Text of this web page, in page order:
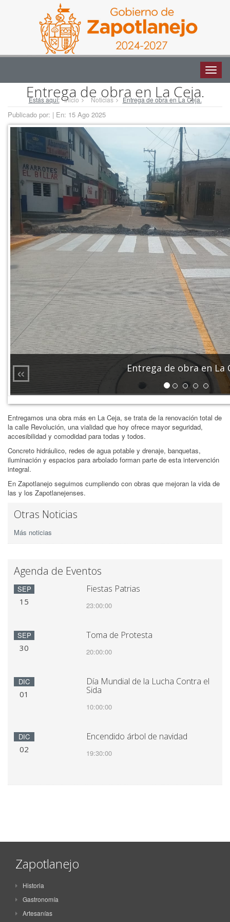
Entrega de obra en La Ceja.
Estás aquí: Inicio Noticias Entrega de obra en La Ceja.
Publicado por: | En: 15 Ago 2025
Entrega de obra en La
«
Entregamos una obra más en La Ceja, se trata de la renovación total de
la calle Revolución, una vialidad que hoy ofrece mayor seguridad,
accesibilidad y comodidad para todas y todos.
Concreto hidráulico, redes de agua potable y drenaje, banquetas,
iluminación y espacios para arbolado forman parte de esta intervención
integral.
En Zapotlanejo seguimos cumpliendo con obras que mejoran la vida de
las y los Zapotlanejenses.
Otras Noticias
Más noticias
Agenda de Eventos
SEP
15
Fiestas Patrias
23:00:00
SEP
30
Toma de Protesta
20:00:00
DIC
01
Día Mundial de la Lucha Contra el
Sida
10:00:00
DIC
02
Encendido árbol de navidad
19:30:00
Zapotlanejo
Historia
Gastronomía
Artesanías